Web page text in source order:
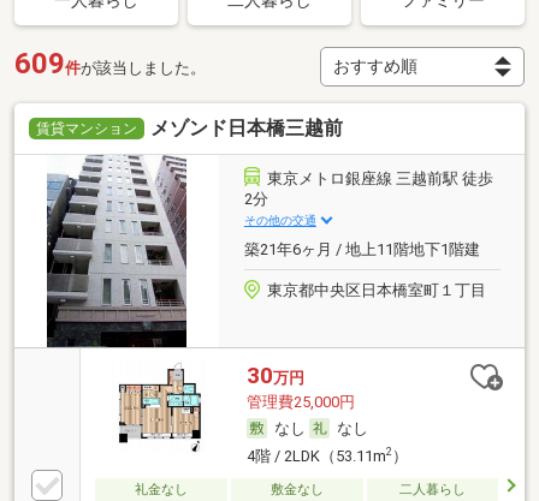
609件が該当しました。
賃貸マンション メゾンド日本橋三越前
東京メトロ銀座線 三越前駅 徒歩
2分
その他の交通
築21年6ヶ月 / 地上11階地下1階建
東京都中央区日本橋室町１丁目
30万円
管理費25,000円
なし
なし
4階 / 2LDK（53.11m2）
礼金なし 敷金なし
二人暮らし